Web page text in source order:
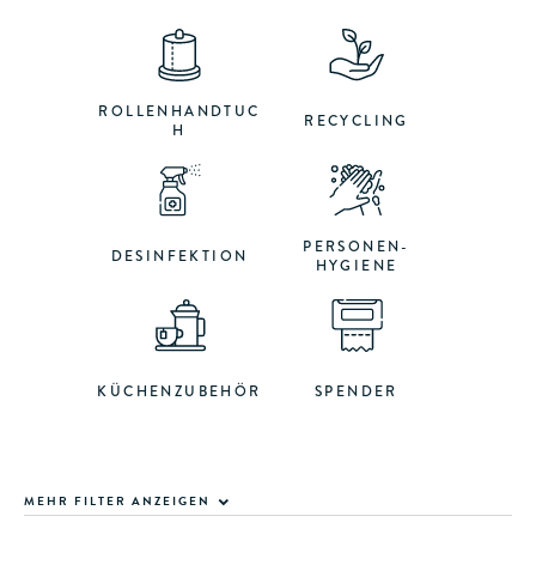
ROLLENHANDTUC
H
RECYCLING
DESINFEKTION
PERSONEN-
HYGIENE
KÜCHENZUBEHÖR SPENDER
MEHR FILTER ANZEIGEN